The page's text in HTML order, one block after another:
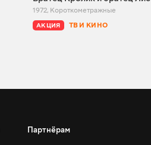
1972, Короткометражные
АКЦИЯ ТВ И КИНО
Партнёрам